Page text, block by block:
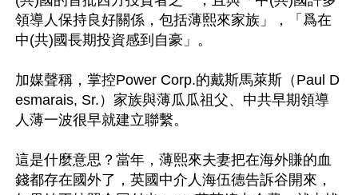
領導人保持良好關係，包括薄熙來家族」，「爲在
中(共)國長期投資感到自豪」。
加媒聲稱，掌控Power Corp.的戴斯馬萊斯（Paul D
esmarais, Sr.）家族與薄瓜瓜祖父、中共早期領導
人薄一波很早就建立聯繫。
這是什麼意思？當年，薄熙來夫妻把在海外賺的血
錢都存在國外了，英國中介人海伍德告訴谷開來，